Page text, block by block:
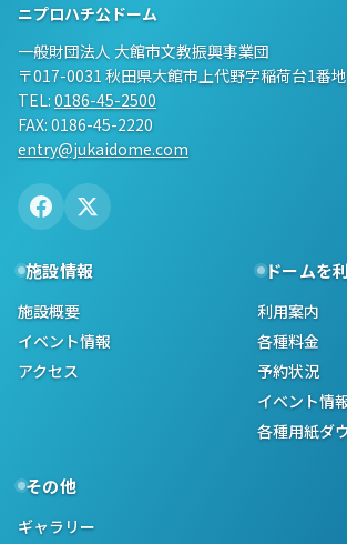
ニプロハチ公ドーム
一般財団法人 大館市文教振興事業団
〒017-0031 秋田県大館市上代野字稲荷台1番
TEL: 0186-45-2500
FAX: 0186-45-2220
entry@jukaidome.com
施設情報
施設概要
イベント情報
アクセス
ドームを
利用案内
各種料金
予約状況
イベント情
各種用紙ダ
その他
ギャラリー